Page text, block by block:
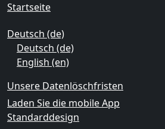
Startseite
Deutsch ‎(de)‎
Deutsch ‎(de)‎
English ‎(en)‎
Unsere Datenlöschfristen
Laden Sie die mobile App
Standarddesign